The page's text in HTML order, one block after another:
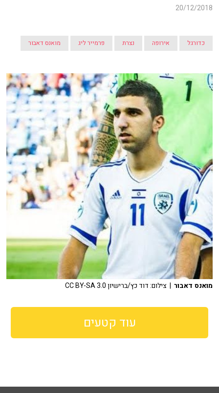
20/12/2018
כדורגל אירופה נצרת פרמייר ליג מואנס דאבור
מואנס דאבור | צילום: דוד כץ/ברישיון CC BY-SA 3.0
עוד קטעים